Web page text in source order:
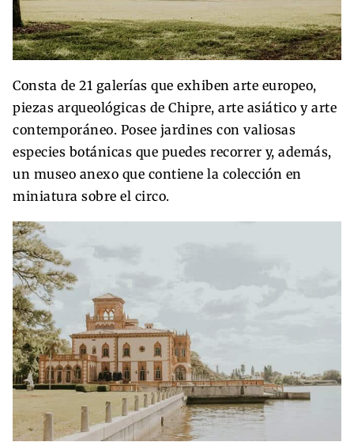
Consta de 21 galerías que exhiben arte europeo,
piezas arqueológicas de Chipre, arte asiático y arte
contemporáneo. Posee jardines con valiosas
especies botánicas que puedes recorrer y, además,
un museo anexo que contiene la colección en
miniatura sobre el circo.